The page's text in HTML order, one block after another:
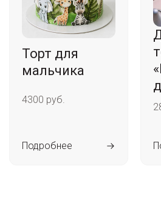
Торт для
мальчика
4300 руб.
Подробнее